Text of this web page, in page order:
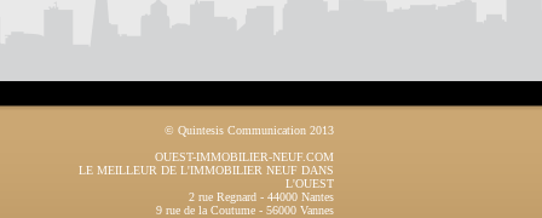
© Quintesis Communication 2013
OUEST-IMMOBILIER-NEUF.COM
LE MEILLEUR DE L'IMMOBILIER NEUF DANS
L'OUEST
2 rue Regnard - 44000 Nantes
9 rue de la Coutume - 56000 Vannes